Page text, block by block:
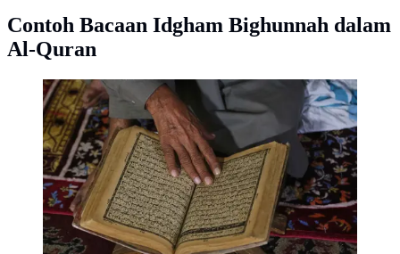
Contoh Bacaan Idgham Bighunnah dalam
Al-Quran